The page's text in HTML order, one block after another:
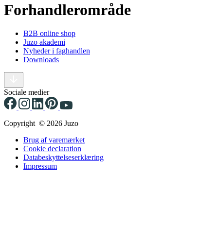
Forhandlerområde
B2B online shop
Juzo akademi
Nyheder i faghandlen
Downloads
Sociale medier
Copyright © 2026 Juzo
Brug af varemærket
Cookie declaration
Databeskyttelseserklæring
Impressum